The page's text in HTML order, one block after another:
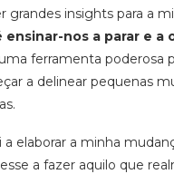
grandes insights para a
nos a parar e a
ferramenta poderosa
a delinear pequenas
elaborar a minha
a fazer aquilo que